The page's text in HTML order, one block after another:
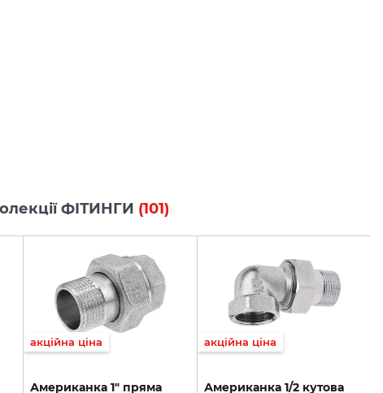
ФІТИНГИ (101)
акційна ціна
Американка 1" пряма
акційна ціна
Американка 1/2 кутова